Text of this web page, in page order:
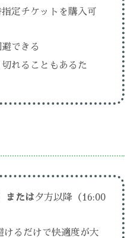
定チケットを購入可
できる
れることもあるた
または夕方以降（16:00
けるだけで快適度が大